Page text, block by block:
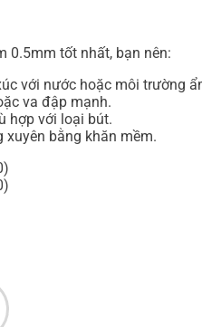
0.5mm tốt nhất, bạn nên:
với nước hoặc môi trường
va đập mạnh.
hợp với loại bút.
xuyên bằng khăn mềm.